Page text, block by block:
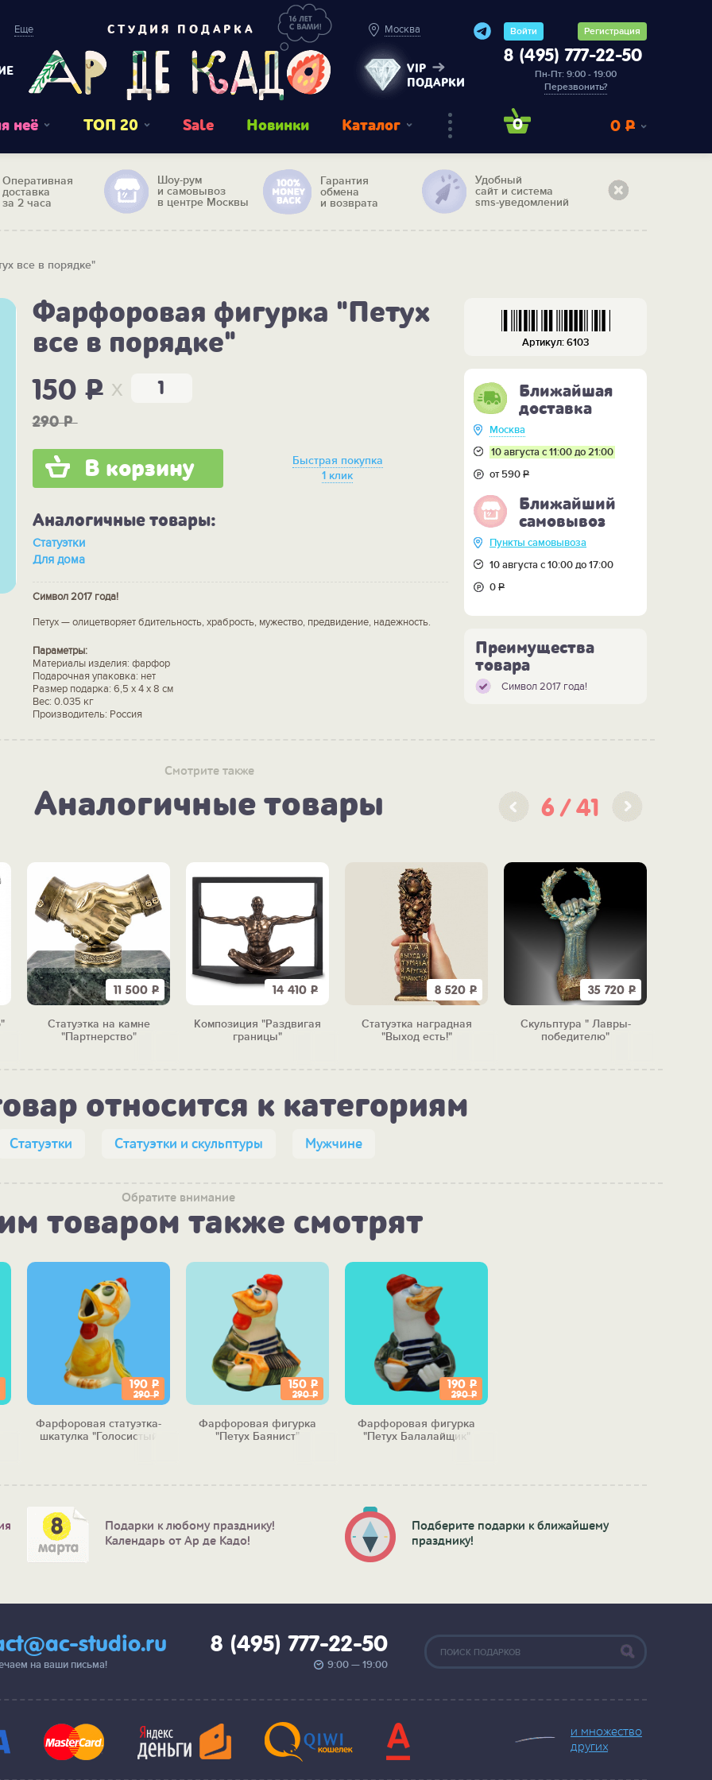
Еще СТУДИЯ ПОДАРКА Москва
VIP
ПОДАРКИ
Войти Регистрация
8 (495) 777-22-50
Пн-Пт: 9:00 - 19:00
Перезвонить?
неё ТОП 20 Sale Новинки Каталог 0 0 Р
Оперативная
доставка
за 2 часа
Шоу-рум
и самовывоз
в центре Москвы
Гарантия
обмена
и возврата
Удобный
сайт и система
sms-уведомлений
все в порядке"
Фарфоровая фигурка "Петух
все в порядке"
150P x
290P
В корзину
Быстрая покупка
1 клик
Аналогичные товары:
Статуэтки
Для дома
Символ 2017 года!
Петух — олицетворяет бдительность, храбрость, мужество, предвидение, надежность.
Параметры:
Материалы изделия: фарфор
Подарочная упаковка: нет
Размер подарка: 6,5 х 4 х 8 см
Вес: 0.035 кг
Производитель: Россия
Артикул: 6103
Ближайшая
доставка
Москва
10 августа с 11:00 до 21:00
от 590Р
Ближайший
самовывоз
Пункты самовывоза
10 августа с 10:00 до 17:00
0Р
Преимущества
товара
Символ 2017 года!
Смотрите также
Аналогичные товары 6 41
11 500 Р
Статуэтка на камне
"Партнерство"
14 410 Р
Композиция "Раздвигая
границы"
8 520 Р
Статуэтка наградная
"Выход есть!"
35 720 Р
Скульптура " Лавры-
победителю"
относится к категориям
Статуэтки Статуэтки и скульптуры Мужчине
Обратите внимание
товаром также смотрят
190 Р
290Р
Фарфоровая статуэтка-
шкатулка "Голосистый
150 Р
290Р
Фарфоровая фигурка
"Петух Баянист"
190 Р
290Р
Фарфоровая фигурка
"Петух Балалайщик"
Подарки к любому празднику!
Календарь от Ар де Кадо!
Подберите подарки к ближайшему
празднику!
studio.ru
на ваши письма!
8 (495) 777-22-50
9:00 — 19:00
и множество
других